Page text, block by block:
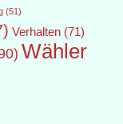
(51)
Verhalten (71)
Wähler